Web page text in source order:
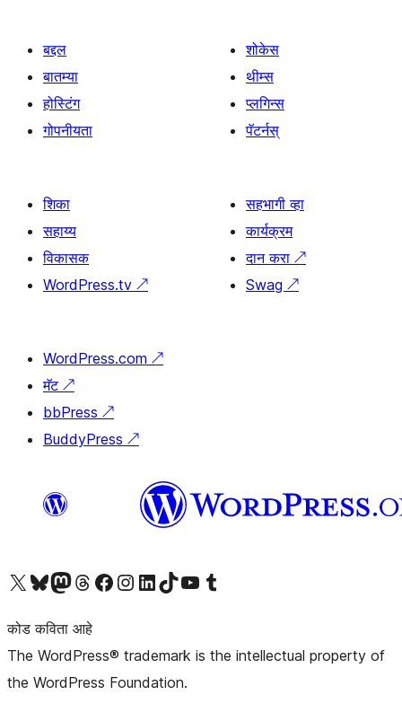
बद्दल
बातम्या
होस्टिंग
गोपनीयता
शोकेस
थीम्स
प्लगिन्स
पॅटर्नस्
शिका
सहाय्य
विकासक
WordPress.tv ↗
सहभागी व्हा
कार्यक्रम
दान करा ↗
Swag ↗
WordPress.com ↗
मॅट ↗
bbPress ↗
BuddyPress ↗
आमच्या X (एक्स) (पूर्वीचे ट्विटर) खात्याला भेट द्या आमच्या ब्लूस्की खात्याला भेट द्या.आमच्या Mastodon खात्याला भेट द्या.आमच्या थ्रेड्स खात्याला भेट द्या. आमच्या फेसबुक पेजला भेट द्या आमच्या इंस्टाग्राम खात्याला भेट द्या आमच्या लिंक्डइन खात्याला भेट द्या आमच्या टिकटॉक अकाउंटला भेट द्या.आमच्या यूट्यूब चॅनेलला भेट द्या आमच्या टंबलर खात्याला भेट द्या.
कोड कविता आहे
The WordPress® trademark is the intellectual property of
the WordPress Foundation.